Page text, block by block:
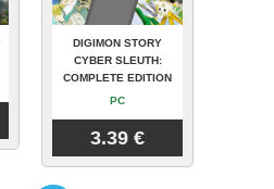
DIGIMON STORY
CYBER SLEUTH:
COMPLETE EDITION
PC
3.39 €